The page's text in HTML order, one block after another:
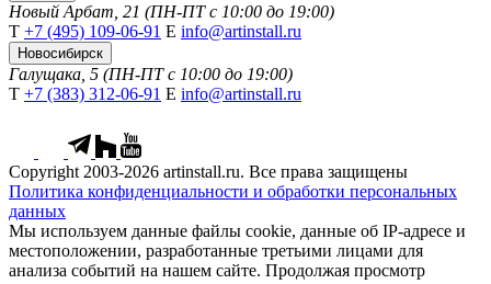
Новый Арбат, 21 (ПН-ПТ с 10:00 до 19:00)
Т +7 (495) 109-06-91 Е info@artinstall.ru
Новосибирск
Галущака, 5 (ПН-ПТ с 10:00 до 19:00)
Т +7 (383) 312-06-91 Е info@artinstall.ru
Copyright 2003-2026 artinstall.ru. Все права защищены
Политика конфиденциальности и обработки персональных
данных
Мы используем данные файлы cookie, данные об IP-адресе и
местоположении, разработанные третьими лицами для
анализа событий на нашем сайте. Продолжая просмотр